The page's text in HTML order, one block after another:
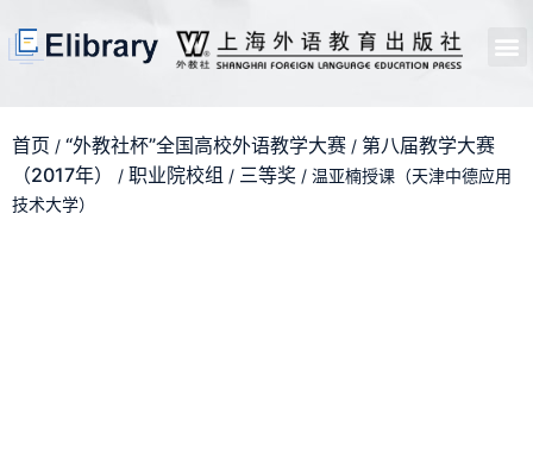
首页 / “外教社杯”全国高校外语教学大赛 / 第八届教学大赛
（2017年）
/ 职业院校组 / 三等奖 / 温亚楠授课（天津中德应用
技术大学）